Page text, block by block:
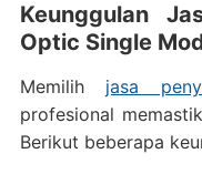
Keunggulan
Optic Single
Memilih jasa
profesional
Berikut beberapa